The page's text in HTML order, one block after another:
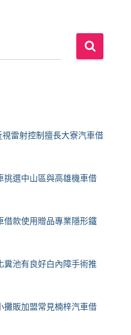
雷射控制擅長大寮汽車借
挑選中山區與高雄機車借
借款使用贈品專業隱形鐵
糞池有良好白內障手術推
攤販加盟常見楠梓汽車借